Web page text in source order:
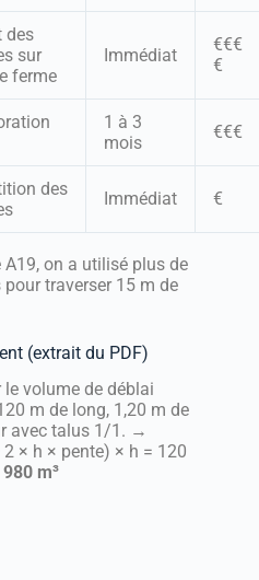
des
sur
ferme
Immédiat
€€€
€
1 à 3
mois
€€€
des
Immédiat €
A19, on a utilisé plus de
traverser 15 m de
(extrait du PDF)
le volume de déblai
m de long, 1,20 m de
avec talus 1/1. →
× h × pente) × h = 120
980 m³